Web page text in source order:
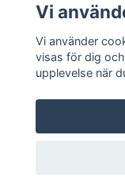
Sociala medier
© 2026
Vi
Vi använder
visas för dig
upplevelse när